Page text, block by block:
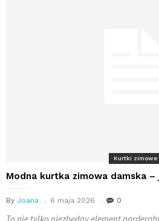
Kurtki zimowe
Modna kurtka zimowa damska
By Joana 6 maja 2026 0